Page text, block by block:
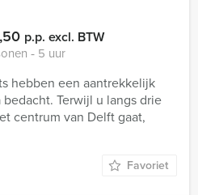
p.p. excl. BTW
‐ 5 uur
hebben een aantrekkelijk
Terwijl u langs drie
centrum van Delft gaat,
Favoriet